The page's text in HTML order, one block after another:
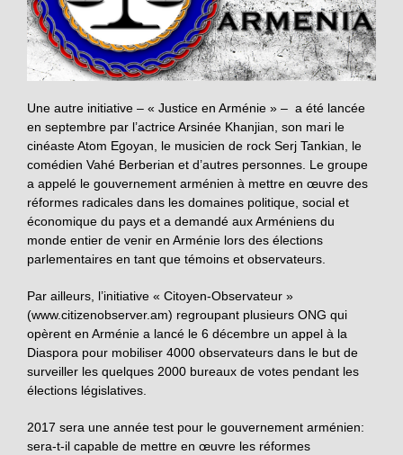
Une autre initiative – « Justice en Arménie » – a été lancée
en septembre par l’actrice Arsinée Khanjian, son mari le
cinéaste Atom Egoyan, le musicien de rock Serj Tankian, le
comédien Vahé Berberian et d’autres personnes. Le groupe
a appelé le gouvernement arménien à mettre en œuvre des
réformes radicales dans les domaines politique, social et
économique du pays et a demandé aux Arméniens du
monde entier de venir en Arménie lors des élections
parlementaires en tant que témoins et observateurs.
Par ailleurs, l’initiative « Citoyen-Observateur »
(www.citizenobserver.am) regroupant plusieurs ONG qui
opèrent en Arménie a lancé le 6 décembre un appel à la
Diaspora pour mobiliser 4000 observateurs dans le but de
surveiller les quelques 2000 bureaux de votes pendant les
élections législatives.
2017 sera une année test pour le gouvernement arménien:
sera-t-il capable de mettre en œuvre les réformes